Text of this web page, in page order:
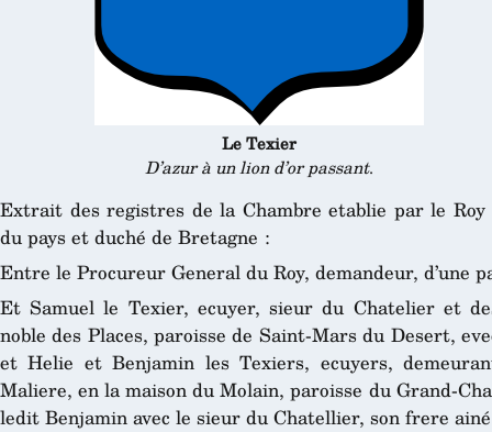
Le Texier
D’azur à un lion d’or passant.
Extrait des registres de la Chambre etablie par le
du pays et duché de Bretagne :
Entre le Procureur General du Roy, demandeur, d’une
Et Samuel le Texier, ecuyer, sieur du Chatelier et
noble des Places, paroisse de Saint-Mars du Desert,
et Helie et Benjamin les Texiers, ecuyers,
Maliere, en la maison du Molain, paroisse du Grand-
ledit Benjamin avec le sieur du Chatellier, son frere